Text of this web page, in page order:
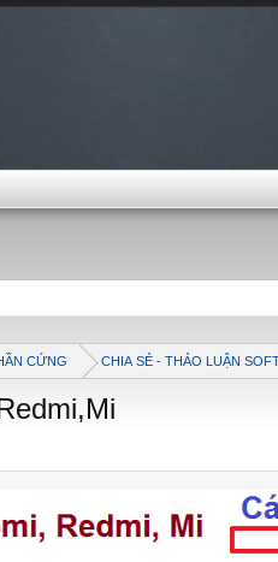
CỨNG CHIA SẺ - THẢO LUẬN